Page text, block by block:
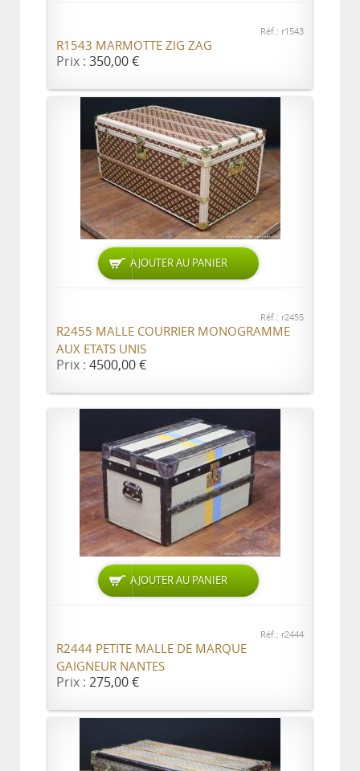
Réf.: r1543
R1543 MARMOTTE ZIG ZAG
Prix : 350,00 €
AJOUTER AU PANIER
Réf.: r2455
R2455 MALLE COURRIER MONOGRAMME
AUX ETATS UNIS
Prix : 4500,00 €
AJOUTER AU PANIER
Réf.: r2444
R2444 PETITE MALLE DE MARQUE
GAIGNEUR NANTES
Prix : 275,00 €